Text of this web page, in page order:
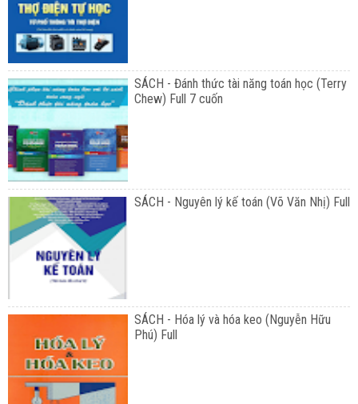
SÁCH - Đánh thức tài năng toán học (Terry
Chew) Full 7 cuốn
SÁCH - Nguyên lý kế toán (Võ Văn Nhị) Full
SÁCH - Hóa lý và hóa keo (Nguyễn Hữu
Phú) Full